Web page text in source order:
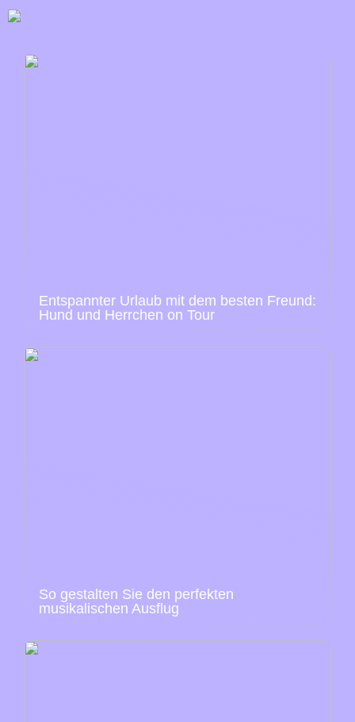
Entspannter Urlaub mit dem besten Freund:
Hund und Herrchen on Tour
So gestalten Sie den perfekten
musikalischen Ausflug